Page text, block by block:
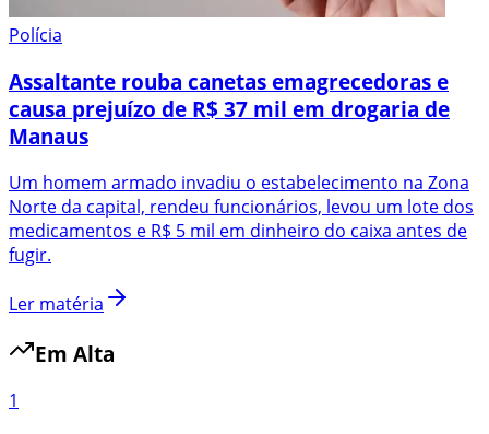
Polícia
Assaltante rouba canetas emagrecedoras e
causa prejuízo de R$ 37 mil em drogaria de
Manaus
Um homem armado invadiu o estabelecimento na Zona
Norte da capital, rendeu funcionários, levou um lote dos
medicamentos e R$ 5 mil em dinheiro do caixa antes de
fugir.
Ler matéria
Em Alta
1